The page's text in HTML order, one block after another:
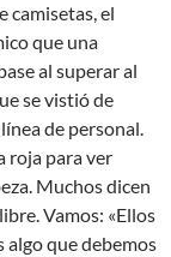
camisetas, el
que una
al superar al
se vistió de
de personal.
roja para ver
Muchos dicen
Vamos: «Ellos
algo que debemos